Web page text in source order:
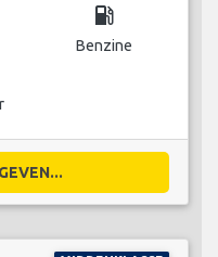
local_gas_station
Benzine